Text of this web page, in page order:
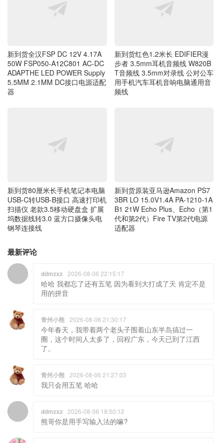
新到货全汉FSP DC 12V 4.17A
50W FSP050-A12C801 AC-DC
ADAPTHE LED POWER Supply
5.5MM 2.1MM DC接口电源适配
器
新到货红色1.2米长 EDIFIER漫
步者 3.5mm耳机音频线 W820B
T音频线 3.5mm对录线 公对公车
用手机汽车耳机音响电脑通用音
频线
新到货80厘米长手机笔记本电脑
USB-C转USB-B接口 高速打印机
扫描仪 老款3.5移动硬盘盒 扩展
坞数据线转3.0 蓝方口摄像头电
钢琴连接线
新到货原装亚马逊Amazon PS7
3BR LO 15.0V1.4A PA-1210-1A
B1 21W Echo Plus、Echo（第1
代和第2代）Fire TV第2代电源
适配器
最新评论
ddmzxz 2026-08-06 22:15:17
哈哈 我都忘了还有五笔 因为看到大打成了天 肯定不是
用的拼音
青州小熊 2026-08-06 21:30:17
今年春天，我带着两个老头子围着山东半岛搞过一
圈，这个时间人太多了，回程广东，今天已到了江西
了。
青州小熊 2026-08-06 21:27:03
我只会用五笔 哈哈
ddmzxz 2026-08-06 18:50:12
熊哥你是用手写输入法的嘛?